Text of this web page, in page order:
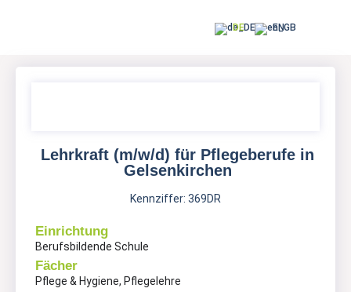
DE EN
Lehrkraft (m/w/d) für Pflegeberufe in
Gelsenkirchen
Kennziffer: 369DR
Einrichtung
Berufsbildende Schule
Fächer
Pflege & Hygiene, Pflegelehre